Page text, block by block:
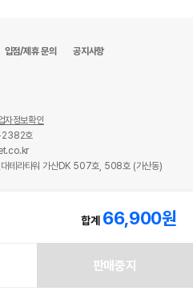
합계 66,900원
판매중지
입점/제휴 문의 공지사항
자정보확인
-2382호
테라타워 가산DK 507호, 508호 (가산동)